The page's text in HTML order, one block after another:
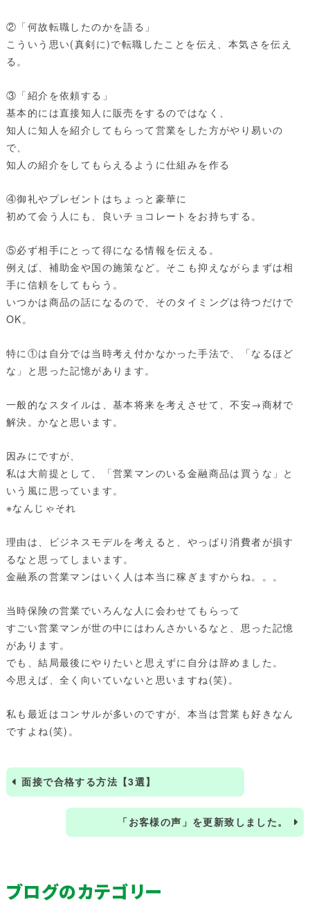
②「何故転職したのかを語る」
こういう思い(真剣に)で転職したことを伝え、本気さを伝え
る。
③「紹介を依頼する」
基本的には直接知人に販売をするのではなく、
知人に知人を紹介してもらって営業をした方がやり易いの
で、
知人の紹介をしてもらえるように仕組みを作る
④御礼やプレゼントはちょっと豪華に
初めて会う人にも、良いチョコレートをお持ちする。
⑤必ず相手にとって得になる情報を伝える。
例えば、補助金や国の施策など。そこも抑えながらまずは相
手に信頼をしてもらう。
いつかは商品の話になるので、そのタイミングは待つだけで
OK。
特に①は自分では当時考え付かなかった手法で、「なるほど
な」と思った記憶があります。
一般的なスタイルは、基本将来を考えさせて、不安→商材で
解決。かなと思います。
因みにですが、
私は大前提として、「営業マンのいる金融商品は買うな」と
いう風に思っています。
※なんじゃそれ
理由は、ビジネスモデルを考えると、やっぱり消費者が損す
るなと思ってしまいます。
金融系の営業マンはいく人は本当に稼ぎますからね。。。
当時保険の営業でいろんな人に会わせてもらって
すごい営業マンが世の中にはわんさかいるなと、思った記憶
があります。
でも、結局最後にやりたいと思えずに自分は辞めました。
今思えば、全く向いていないと思いますね(笑)。
私も最近はコンサルが多いのですが、本当は営業も好きなん
ですよね(笑)。
面接で合格する方法【3選】
「お客様の声」を更新致しました。
ブログのカテゴリー